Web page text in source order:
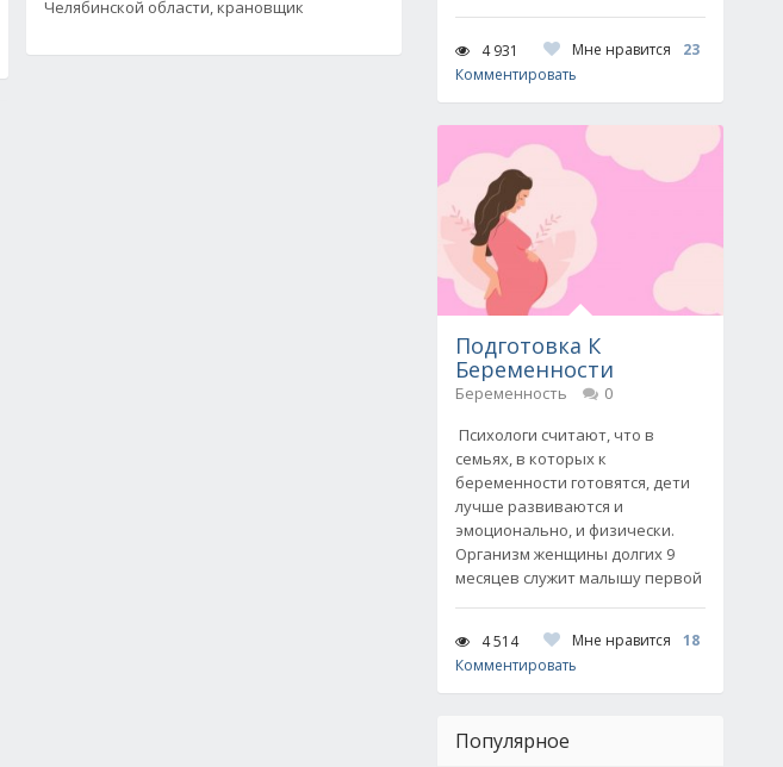
Челябинской области, крановщик
4 931 Мне нравится
23
Комментировать
Подготовка К
Беременности
Беременность
0
Психологи считают, что в
семьях, в которых к
беременности готовятся, дети
лучше развиваются и
эмоционально, и физически.
Организм женщины долгих 9
месяцев служит малышу первой
4 514 Мне нравится
18
Комментировать
Популярное